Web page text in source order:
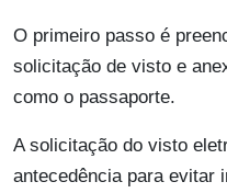
O primeiro passo é
solicitação de visto e
como o passaporte.
A solicitação do visto
antecedência para evitar